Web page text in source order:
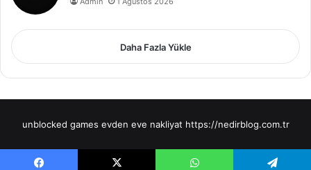
Daha Fazla Yükle
unblocked games evden eve nakliyat https://nedirblog.com.tr